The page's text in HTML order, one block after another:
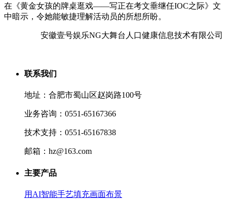
在《黄金女孩的牌桌逛戏——写正在考文垂继任IOC之际》文
中暗示，令她能敏捷理解活动员的所想所盼。
安徽壹号娱乐NG大舞台人口健康信息技术有限公司
联系我们
地址：合肥市蜀山区赵岗路100号
业务咨询：0551-65167366
技术支持：0551-65167838
邮箱：hz@163.com
主要产品
用AI智能手艺填充画面布景